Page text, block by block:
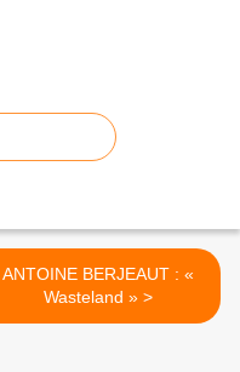
ANTOINE BERJEAUT : «
Wasteland » >